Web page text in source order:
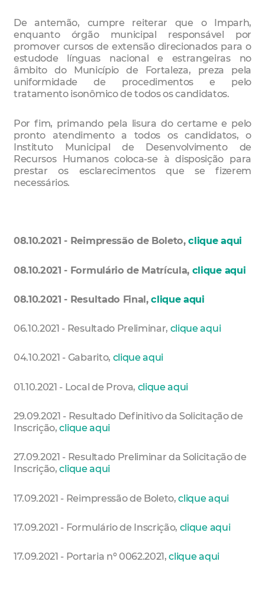
De antemão, cumpre reiterar que o Imparh,
enquanto órgão municipal responsável por
promover cursos de extensão direcionados para o
estudode línguas nacional e estrangeiras no
âmbito do Município de Fortaleza, preza pela
uniformidade de procedimentos e pelo
tratamento isonômico de todos os candidatos.
Por fim, primando pela lisura do certame e pelo
pronto atendimento a todos os candidatos, o
Instituto Municipal de Desenvolvimento de
Recursos Humanos coloca-se à disposição para
prestar os esclarecimentos que se fizerem
necessários.
08.10.2021 - Reimpressão de Boleto,clique aqui
08.10.2021 - Formulário de Matrícula, clique aqui
08.10.2021 - Resultado Final,clique aqui
06.10.2021 - Resultado Preliminar, clique aqui
04.10.2021 - Gabarito, clique aqui
01.10.2021 - Local de Prova, clique aqui
29.09.2021 - Resultado Definitivo da Solicitação de
Inscrição,clique aqui
27.09.2021 - Resultado Preliminar da Solicitação de
Inscrição,clique aqui
17.09.2021 - Reimpressão de Boleto,clique aqui
17.09.2021 - Formulário de Inscrição, clique aqui
17.09.2021 - Portaria nº 0062.2021,clique aqui